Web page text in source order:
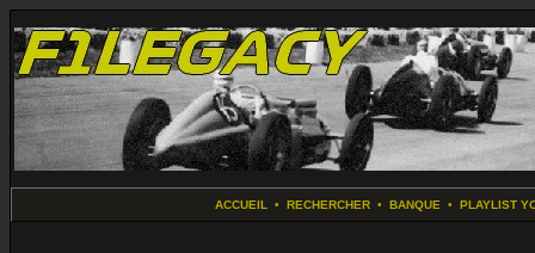
ACCUEIL •RECHERCHER •BANQUE •PLAYLIST